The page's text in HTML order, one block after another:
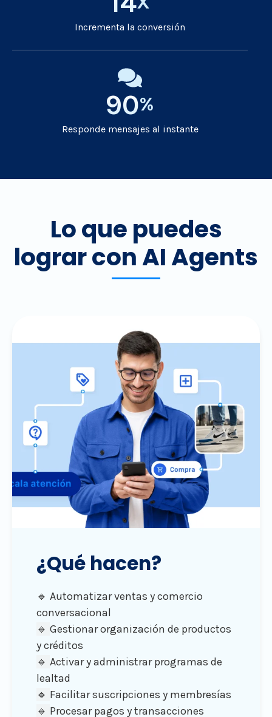
Incrementa la conversión
90%
Responde mensajes al instante
Lo que puedes
lograr con AI Agents
¿Qué hacen?
🔹 Automatizar ventas y comercio
conversacional
🔹 Gestionar organización de productos
y créditos
🔹 Activar y administrar programas de
lealtad
🔹 Facilitar suscripciones y membresías
🔹 Procesar pagos y transacciones